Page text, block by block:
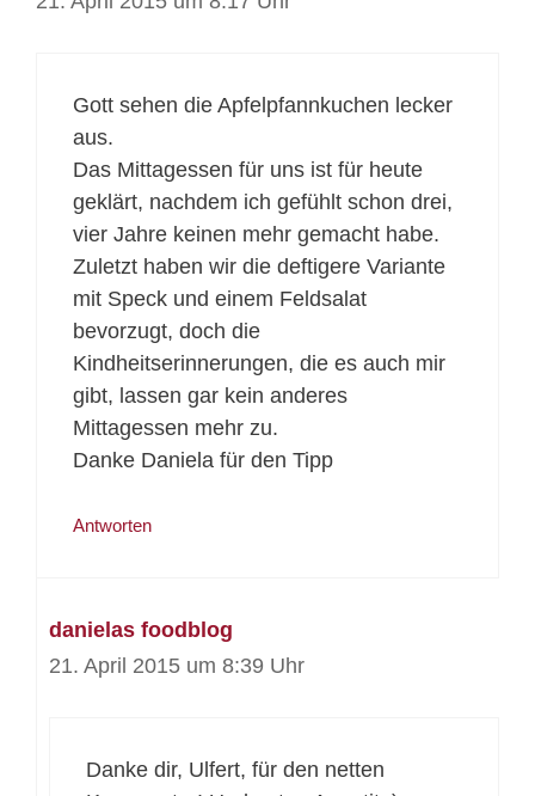
Gott sehen die Apfelpfannkuchen lecker
aus.
Das Mittagessen für uns ist für heute
geklärt, nachdem ich gefühlt schon drei,
vier Jahre keinen mehr gemacht habe.
Zuletzt haben wir die deftigere Variante
mit Speck und einem Feldsalat
bevorzugt, doch die
Kindheitserinnerungen, die es auch mir
gibt, lassen gar kein anderes
Mittagessen mehr zu.
Danke Daniela für den Tipp
Antworten
danielas foodblog
21. April 2015 um 8:39 Uhr
Danke dir, Ulfert, für den netten